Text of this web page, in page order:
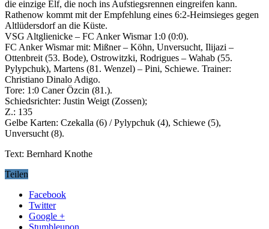
die einzige Elf, die noch ins Aufstiegsrennen eingreifen kann.
Rathenow kommt mit der Empfehlung eines 6:2-Heimsieges gegen
Altlüdersdorf an die Küste.
VSG Altglienicke – FC Anker Wismar 1:0 (0:0).
FC Anker Wismar mit: Mißner – Köhn, Unversucht, Ilijazi –
Ottenbreit (53. Bode), Ostrowitzki, Rodrigues – Wahab (55.
Pylypchuk), Martens (81. Wenzel) – Pini, Schiewe. Trainer:
Christiano Dinalo Adigo.
Tore: 1:0 Caner Özcin (81.).
Schiedsrichter: Justin Weigt (Zossen);
Z.: 135
Gelbe Karten: Czekalla (6) / Pylypchuk (4), Schiewe (5),
Unversucht (8).
Text: Bernhard Knothe
Teilen
Facebook
Twitter
Google +
Stumbleupon